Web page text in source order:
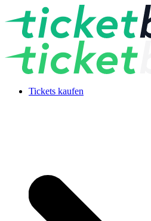
Tickets kaufen